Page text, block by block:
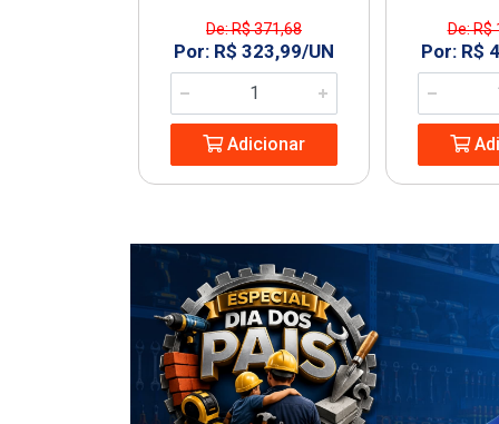
De: R$ 371,68
Por: R$ 323,99/UN
Adicionar
De: R$
Por: R$